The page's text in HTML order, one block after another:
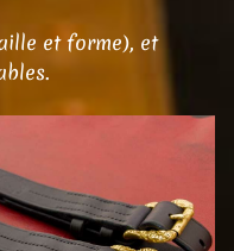
et forme), et